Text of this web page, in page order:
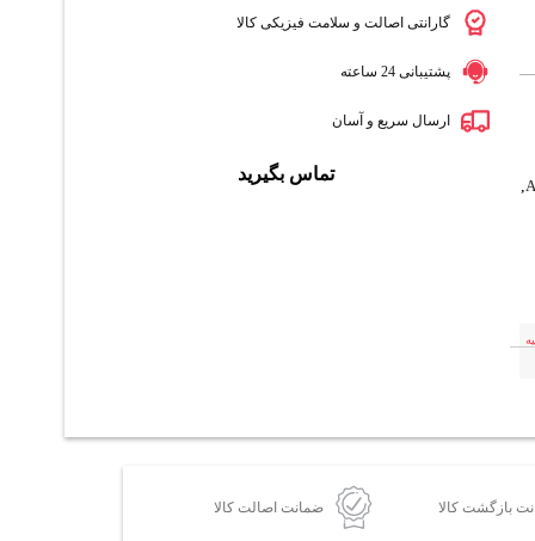
گارانتی اصالت و سلامت فیزیکی کالا
پشتیبانی 24 ساعته
ارسال سریع و آسان
تماس بگیرید
ضمانت اصالت کالا